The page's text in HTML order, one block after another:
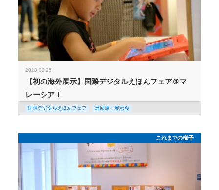
2018.02.25
【初の海外展示】国際デジタルえほんフェア＠マ
レーシア！
国際デジタルえほんフェア 巡回展・展示会
これまでの様子